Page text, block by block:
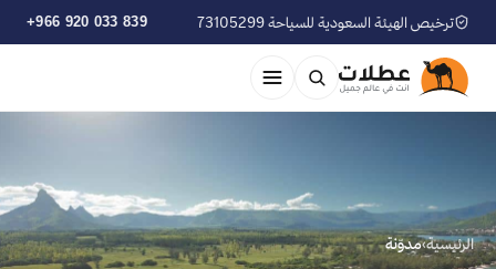
ترخيص الهيئة السعودية للسياحة 73105299 +966 920 033 839
الرئيسية›مدوّنة